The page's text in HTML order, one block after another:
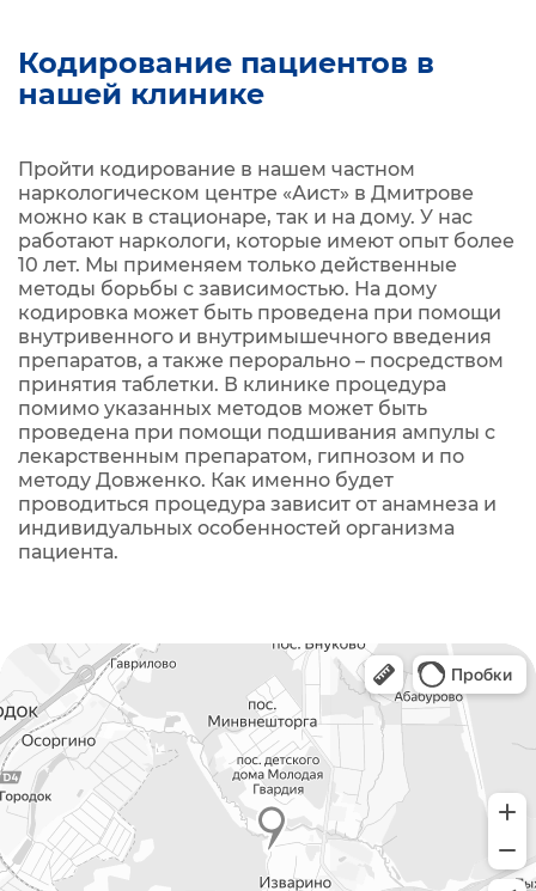
Кодирование пациентов в
нашей клинике
Пройти кодирование в нашем частном
наркологическом центре «Аист» в Дмитрове
можно как в стационаре, так и на дому. У нас
работают наркологи, которые имеют опыт более
10 лет. Мы применяем только действенные
методы борьбы с зависимостью. На дому
кодировка может быть проведена при помощи
внутривенного и внутримышечного введения
препаратов, а также перорально – посредством
принятия таблетки. В клинике процедура
помимо указанных методов может быть
проведена при помощи подшивания ампулы с
лекарственным препаратом, гипнозом и по
методу Довженко. Как именно будет
проводиться процедура зависит от анамнеза и
индивидуальных особенностей организма
пациента.